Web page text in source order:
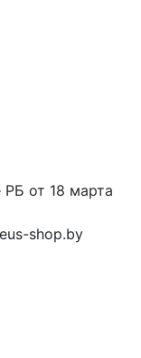
РБ от 18 марта
shop.by